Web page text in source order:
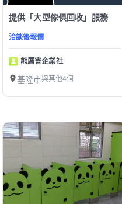
提供「大型傢俱回收」服務
洽談後報價
熊厲害企業社
基隆市與其他4個